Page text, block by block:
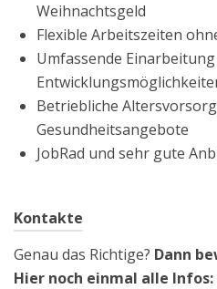
Weihnachtsgeld
Flexible Arbeitszeiten
Umfassende
Betriebliche
Gesundheitsangebote
JobRad und sehr gute
Kontakte
Genau das Richtige? Dann
Hier noch einmal alle Infos: